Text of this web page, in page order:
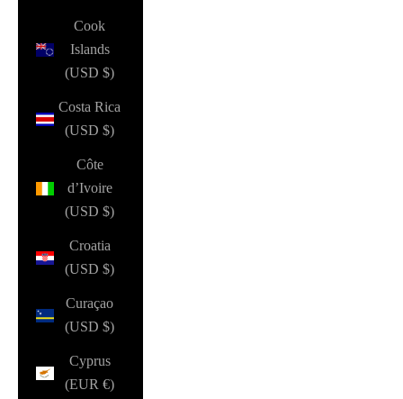
Cook
Islands
(USD $)
Costa Rica
(USD $)
Côte
d’Ivoire
(USD $)
Croatia
(USD $)
Curaçao
(USD $)
Cyprus
(EUR €)